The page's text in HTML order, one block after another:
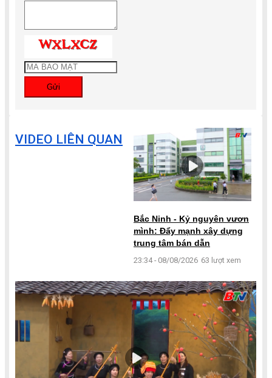
Gửi
VIDEO LIÊN QUAN
Bắc Ninh - Kỷ nguyên vươn
mình: Đẩy mạnh xây dựng
trung tâm bán dẫn
23:34 - 08/08/2026 63 lượt xem